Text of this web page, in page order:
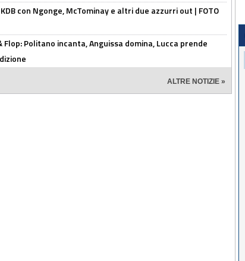
con Ngonge, McTominay e altri due azzurri out | FOTO
Flop: Politano incanta, Anguissa domina, Lucca prende
ALTRE NOTIZIE »